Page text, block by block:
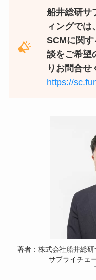
船井総研サ
ィングでは
SCMに関す
談をご希望
りお問合せ
https://
著者：株式会社船井総
サプライチェ
下